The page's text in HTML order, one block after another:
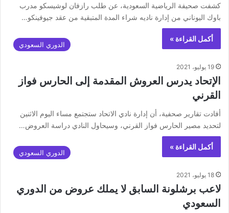
كشفت صحيفة ‏الرياضية السعودية، عن طلب رازفان لوشيسكو مدرب
باوك اليوناني من إدارة ناديه شراء المدة المتبقية من عقد جيوفينكو…
أكمل القراءة »
الدوري السعودي
19 يوليو، 2021
الإتحاد يدرس العروش المقدمة إلى الحارس فواز
القرني
أفادت تقارير صحفية، أن إدارة نادي الاتحاد ستجتمع مساء اليوم الاثنين
لتحديد مصير الحارس فواز القرني، وسيحاول النادي دراسة العروض…
أكمل القراءة »
الدوري السعودي
18 يوليو، 2021
لاعب برشلونة السابق لا يملك عروض من الدوري
السعودي